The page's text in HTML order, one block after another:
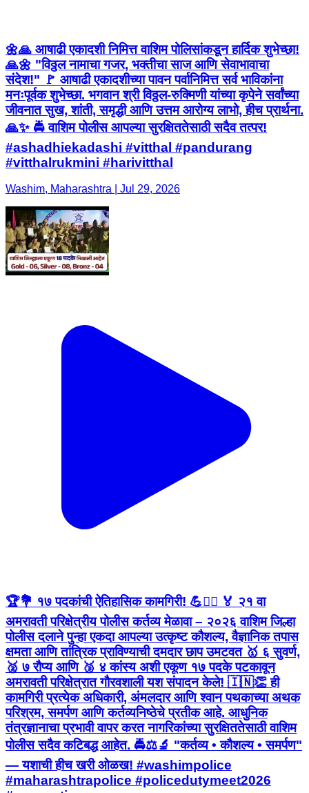
🌼🙏 आषाढी एकादशी निमित्त वाशिम पोलिसांकडून हार्दिक शुभेच्छा!
🙏🌼 "विठ्ठल नामाचा गजर, भक्तीचा साज आणि सेवाभावाचा
संदेश!" 🚩 आषाढी एकादशीच्या पावन पर्वानिमित्त सर्व भाविकांना
मनःपूर्वक शुभेच्छा. भगवान श्री विठ्ठल-रुक्मिणी यांच्या कृपेने सर्वांच्या
जीवनात सुख, शांती, समृद्धी आणि उत्तम आरोग्य लाभो, हीच प्रार्थना.
🙏✨ 🚔 वाशिम पोलीस आपल्या सुरक्षिततेसाठी सदैव तत्पर!
#ashadhiekadashi #vitthal #pandurang
#vitthalrukmini #harivitthal
Washim, Maharashtra | Jul 29, 2026
🏆💐 १७ पदकांची ऐतिहासिक कामगिरी! 💪👮‍♂️ 🏅 २१ वा
अमरावती परिक्षेत्रीय पोलीस कर्तव्य मेळावा – २०२६ वाशिम जिल्हा
पोलीस दलाने पुन्हा एकदा आपल्या उत्कृष्ट कौशल्य, वैज्ञानिक तपास
क्षमता आणि तांत्रिक प्राविण्याची दमदार छाप उमटवत 🥇 ६ सुवर्ण,
🥈 ७ रौप्य आणि 🥉 ४ कांस्य अशी एकूण १७ पदके पटकावून
अमरावती परिक्षेत्रात गौरवशाली यश संपादन केले! 🇮🇳👏 ही
कामगिरी प्रत्येक अधिकारी, अंमलदार आणि श्वान पथकाच्या अथक
परिश्रम, समर्पण आणि कर्तव्यनिष्ठेचे प्रतीक आहे. आधुनिक
तंत्रज्ञानाचा प्रभावी वापर करत नागरिकांच्या सुरक्षिततेसाठी वाशिम
पोलीस सदैव कटिबद्ध आहेत. 🚔⚖️🔬 "कर्तव्य • कौशल्य • समर्पण"
— यशाची हीच खरी ओळख! #washimpolice
#maharashtrapolice #policedutymeet2026